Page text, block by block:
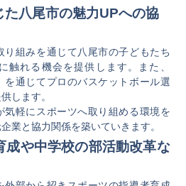
た八尾市の魅力UPへの協
り組みを通じて八尾市の子どもたち
触れる機会を提供します。また、
を通じてプロのバスケットボール選
します。
気軽にスポーツへ取り組める環境を
業と協力関係を築いていきます。
成や中学校の部活動改革な